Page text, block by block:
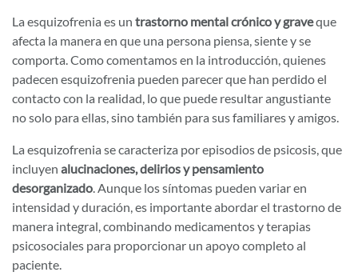
La esquizofrenia es un trastorno mental crónico y graveque
afecta la manera en que una persona piensa, siente y se
comporta. Como comentamos en la introducción, quienes
padecen esquizofrenia pueden parecer que han perdido el
contacto con la realidad, lo que puede resultar angustiante
no solo para ellas, sino también para sus familiares y amigos.
La esquizofrenia se caracteriza por episodios de psicosis, que
incluyen alucinaciones, delirios y pensamiento
desorganizado . Aunque los síntomas pueden variar en
intensidad y duración, es importante abordar el trastorno de
manera integral, combinando medicamentos y terapias
psicosociales para proporcionar un apoyo completo al
paciente.